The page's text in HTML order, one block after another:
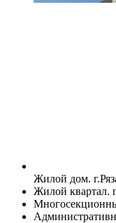
Жилой дом.
Жилой квартал.